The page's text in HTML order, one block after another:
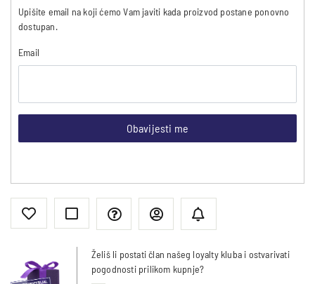
Upišite email na koji ćemo Vam javiti kada proizvod postane ponovno
dostupan.
Email
Obavijesti me
Želiš li postati član našeg loyalty kluba i ostvarivati
pogodnosti prilikom kupnje?